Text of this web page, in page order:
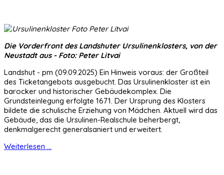
Die Vorderfront des Landshuter Ursulinenklosters, von der
Neustadt aus - Foto: Peter Litvai
Landshut - pm (09.09.2025) Ein Hinweis voraus: der Großteil
des Ticketangebots ausgebucht. Das Ursulinenkloster ist ein
barocker und historischer Gebäudekomplex. Die
Grundsteinlegung erfolgte 1671. Der Ursprung des Klosters
bildete die schulische Erziehung von Mädchen. Aktuell wird das
Gebäude, das die Ursulinen-Realschule beherbergt,
denkmalgerecht generalsaniert und erweitert.
Weiterlesen ...